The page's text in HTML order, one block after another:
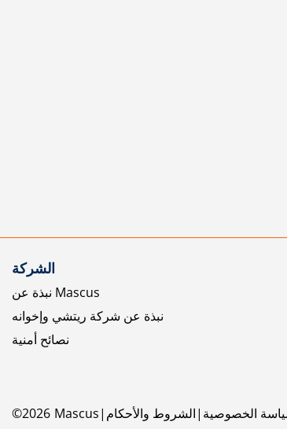
الشركة
نبذة عن Mascus
نبذة عن شركة ريتشي وإخوانه
نصائح أمنية
©2026 Mascus الشروط والأحكام الخصوصية